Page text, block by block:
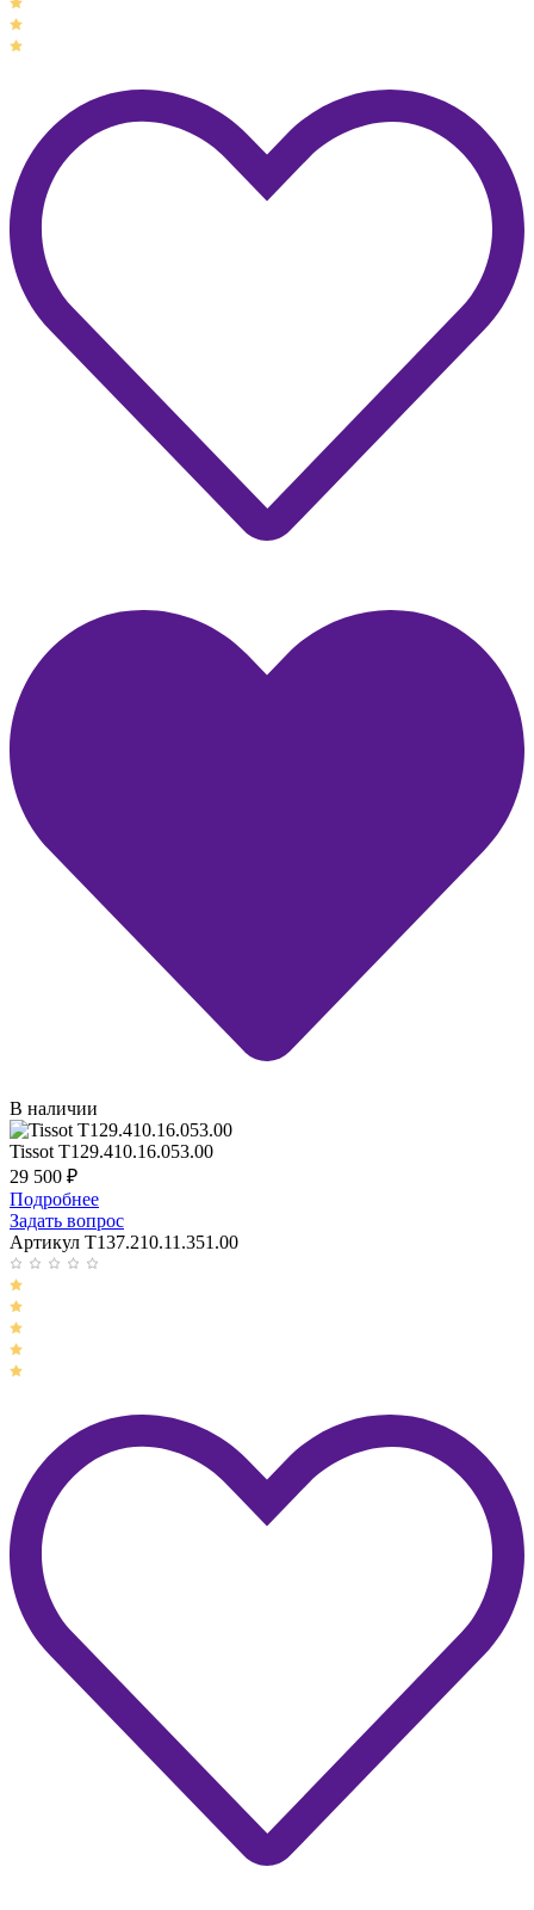
В наличии
Tissot T129.410.16.053.00
29 500 ₽
Подробнее
Задать вопрос
Артикул T137.210.11.351.00